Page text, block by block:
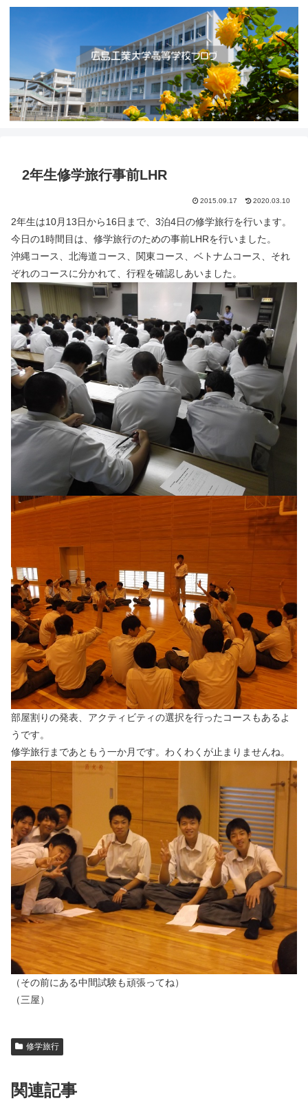
2年生修学旅行事前LHR
2015.09.17 2020.03.10
2年生は10月13日から16日まで、3泊4日の修学旅行を行います。
今日の1時間目は、修学旅行のための事前LHRを行いました。
沖縄コース、北海道コース、関東コース、ベトナムコース、それ
ぞれのコースに分かれて、行程を確認しあいました。
部屋割りの発表、アクティビティの選択を行ったコースもあるよ
うです。
修学旅行まであともう一か月です。わくわくが止まりませんね。
（その前にある中間試験も頑張ってね）
（三屋）
修学旅行
関連記事